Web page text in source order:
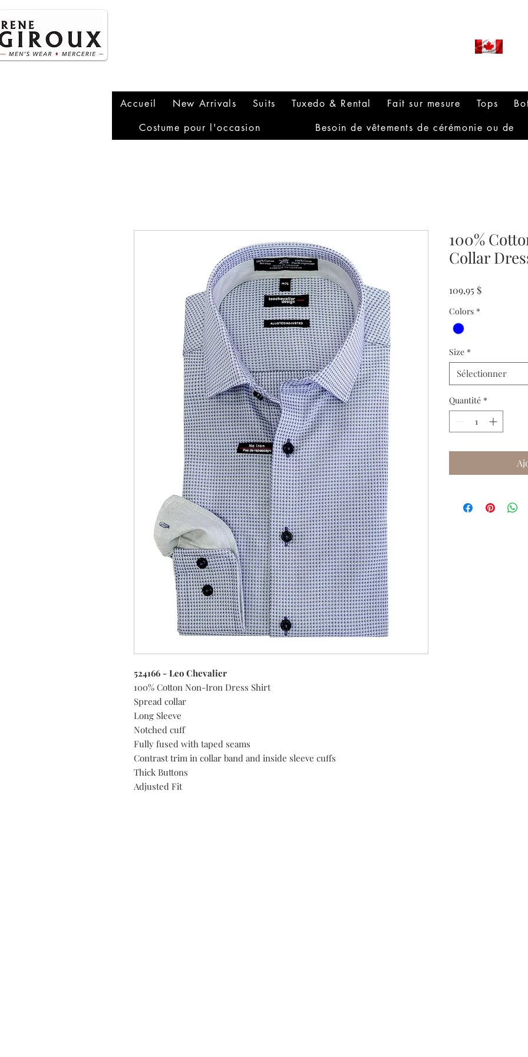
Accueil New Arrivals Suits Tuxedo & Rental Fait sur mesure Tops
Costume pour l'occasion
Besoin de vêtements de cérémonie ou de
524166 - Leo Chevalier
100% Cotton Non-Iron Dress Shirt
Spread collar
Long Sleeve
Notched cuff
Fully fused with taped seams
Contrast trim in collar band and inside sleeve cuffs
Thick Buttons
Adjusted Fit
100%
Collar
109,95 $Prix
Colors *
Size *
Sélectionner
Quantité *